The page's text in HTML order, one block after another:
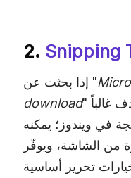
2. Snipping
إذا بحثت عن "
download" فستصادف غالباً Snipping Tool++،
في ويندوز؛ يمكنه
من الشاشة، ويوفّر